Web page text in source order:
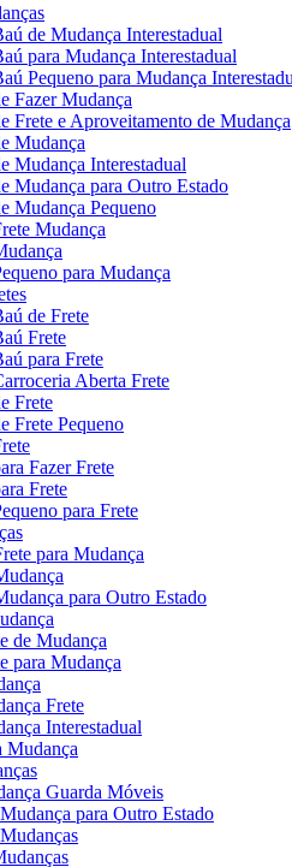
de Mudança Interestadual
para Mudança Interestadual
Pequeno para Mudança
Fazer Mudança
Frete e Aproveitamento de Mudança
Mudança
Mudança Interestadual
Mudança para Outro Estado
Mudança Pequeno
Mudança
para Mudança
de Frete
Frete
para Frete
Aberta Frete
Frete
Frete Pequeno
Fazer Frete
Frete
para Frete
para Mudança
para Outro Estado
de Mudança
para Mudança
Frete
Interestadual
Mudança
Guarda Móveis
para Outro Estado